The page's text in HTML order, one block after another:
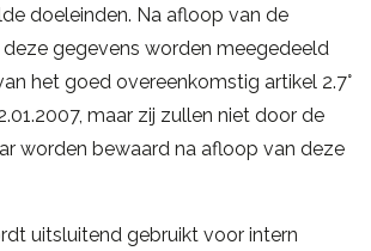
doeleinden. Na afloop van de
gegevens worden meegedeeld
het goed overeenkomstig artikel 2.7°
maar zij zullen niet door de
worden bewaard na afloop van deze
uitsluitend gebruikt voor intern